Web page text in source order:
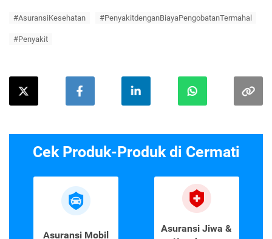
#AsuransiKesehatan #PenyakitdenganBiayaPengobatanTermahal
#Penyakit
Cek Produk-Produk di Cermati
Asuransi Mobil
Asuransi Jiwa &